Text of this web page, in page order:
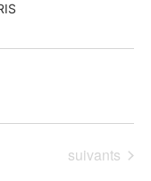
Évènements
suivants